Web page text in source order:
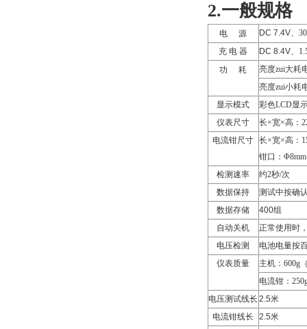
2.一般规格
电 源 DC 7.4V、
充 电 器
DC 8.4V、
功
耗
亮度zui大耗
亮度zui小耗
显示模式
彩色LCD显
仪表尺寸
长×宽×高：
电流钳尺寸 长×宽×高：
钳口：Φ8mm
检测速率
约2秒/次
数据保持
测试中按确
数据存储
400组
自动关机
正常使用时
电压检测
电池电量按
仪表质量
主机： 600g
电流钳：
电压测试线长 2.5米
电流钳线长
2.5米